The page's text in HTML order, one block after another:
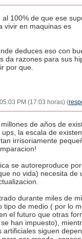
100% de que ese
vivir en maquinas es
deduces eso con
da razones para sus
por que.
PM (17:03 horas) (
de años de
la escala de
irrisoriamente
se autoreproduce
no vida) necesita de
durante miles de
tipo de medio ( por lo
el futuro que otras
han impuesto),
artificiales siguen